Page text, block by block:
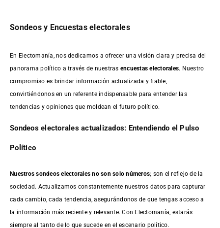
Sondeos y Encuestas electorales
En Electomanía, nos dedicamos a ofrecer una visión clara y precisa del
panorama político a través de nuestras encuestas electorales. Nuestro
compromiso es brindar información actualizada y fiable,
convirtiéndonos en un referente indispensable para entender las
tendencias y opiniones que moldean el futuro político.
Sondeos electorales actualizados: Entendiendo el Pulso
Político
Nuestros sondeos electorales no son solo números; son el reflejo de la
sociedad. Actualizamos constantemente nuestros datos para capturar
cada cambio, cada tendencia, asegurándonos de que tengas acceso a
la información más reciente y relevante. Con Electomanía, estarás
siempre al tanto de lo que sucede en el escenario político.